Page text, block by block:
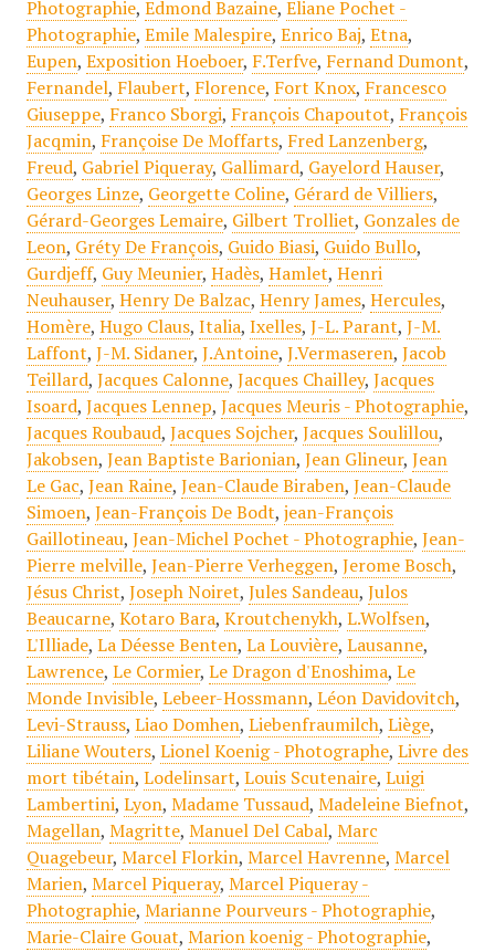
Photographie, Edmond Bazaine, Eliane Pochet -
Photographie, Emile Malespire, Enrico Baj, Etna,
Eupen, Exposition Hoeboer, F.Terfve, Fernand Dumont,
Fernandel, Flaubert, Florence, Fort Knox, Francesco
Giuseppe, Franco Sborgi, François Chapoutot, François
Jacqmin, Françoise De Moffarts, Fred Lanzenberg,
Freud, Gabriel Piqueray, Gallimard, Gayelord Hauser,
Georges Linze, Georgette Coline, Gérard de Villiers,
Gérard-Georges Lemaire, Gilbert Trolliet, Gonzales de
Leon, Gréty De François, Guido Biasi, Guido Bullo,
Gurdjeff, Guy Meunier, Hadès, Hamlet, Henri
Neuhauser, Henry De Balzac, Henry James, Hercules,
Homère, Hugo Claus, Italia, Ixelles, J-L. Parant, J-M.
Laffont, J-M. Sidaner, J.Antoine, J.Vermaseren, Jacob
Teillard, Jacques Calonne, Jacques Chailley, Jacques
Isoard, Jacques Lennep, Jacques Meuris - Photographie,
Jacques Roubaud, Jacques Sojcher, Jacques Soulillou,
Jakobsen, Jean Baptiste Barionian, Jean Glineur, Jean
Le Gac, Jean Raine, Jean-Claude Biraben, Jean-Claude
Simoen, Jean-François De Bodt, jean-François
Gaillotineau, Jean-Michel Pochet - Photographie, Jean-
Pierre melville, Jean-Pierre Verheggen, Jerome Bosch,
Jésus Christ, Joseph Noiret, Jules Sandeau, Julos
Beaucarne, Kotaro Bara, Kroutchenykh, L.Wolfsen,
L'Illiade, La Déesse Benten, La Louvière, Lausanne,
Lawrence, Le Cormier, Le Dragon d'Enoshima, Le
Monde Invisible, Lebeer-Hossmann, Léon Davidovitch,
Levi-Strauss, Liao Domhen, Liebenfraumilch, Liège,
Liliane Wouters, Lionel Koenig - Photographe, Livre des
mort tibétain, Lodelinsart, Louis Scutenaire, Luigi
Lambertini, Lyon, Madame Tussaud, Madeleine Biefnot,
Magellan, Magritte, Manuel Del Cabal, Marc
Quagebeur, Marcel Florkin, Marcel Havrenne, Marcel
Marien, Marcel Piqueray, Marcel Piqueray -
Photographie, Marianne Pourveurs - Photographie,
Marie-Claire Gouat, Marion koenig - Photographie,